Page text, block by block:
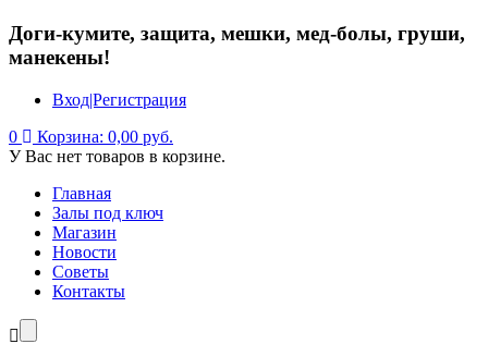
Доги-кумите, защита, мешки, мед-болы, груши,
манекены!
Вход|Регистрация
0
Корзина: 0,00 руб.
У Вас нет товаров в корзине.
Главная
Залы под ключ
Магазин
Новости
Советы
Контакты